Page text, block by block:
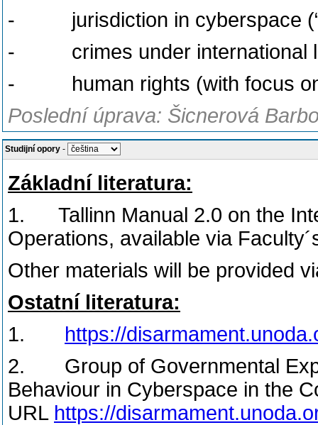
- jurisdiction in cyberspace
- crimes under international
- human rights (with focus on
Poslední úprava: Šicnerová
Studijní opory -
Základní literatura:
1. Tallinn Manual 2.0 on the
Operations, available via
Other materials will be provided
Ostatní literatura:
1. https://
2. Group of Governmental
Behaviour in Cyberspace in the
URL https://